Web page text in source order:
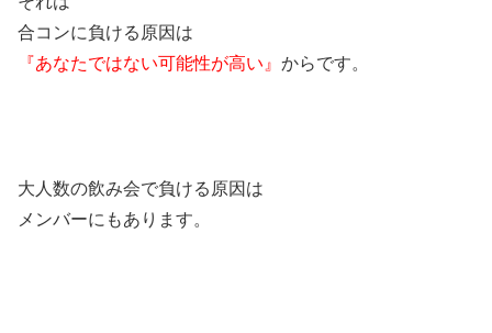
合コンに負ける原因は
『あなたではない可能性が高い』 からです。
大人数の飲み会で負ける原因は
メンバーにもあります。